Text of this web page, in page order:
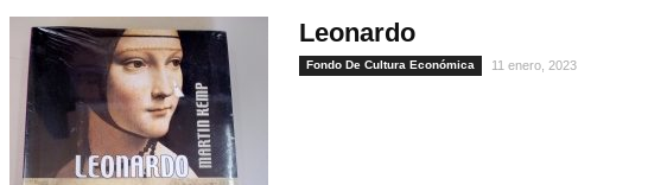
Leonardo
Fondo De Cultura Económica 11 enero, 2023